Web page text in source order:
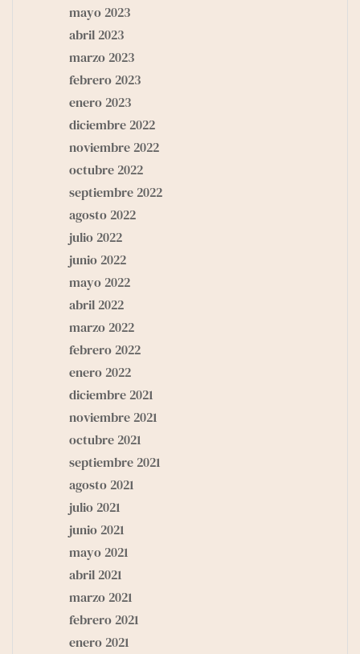
mayo 2023
abril 2023
marzo 2023
febrero 2023
enero 2023
diciembre 2022
noviembre 2022
octubre 2022
septiembre 2022
agosto 2022
julio 2022
junio 2022
mayo 2022
abril 2022
marzo 2022
febrero 2022
enero 2022
diciembre 2021
noviembre 2021
octubre 2021
septiembre 2021
agosto 2021
julio 2021
junio 2021
mayo 2021
abril 2021
marzo 2021
febrero 2021
enero 2021